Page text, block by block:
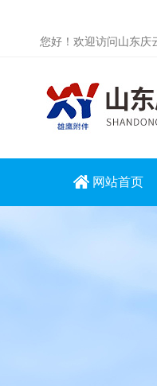
您好！欢迎访问山东庆
网站首页